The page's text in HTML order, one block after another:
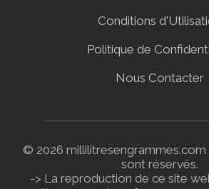
Conditions
Politique de
Nous Contacter
© 2026 millilitresengrammes.com
sont réservés.
-> La reproduction de ce site